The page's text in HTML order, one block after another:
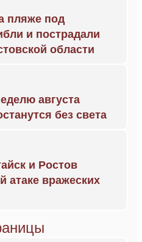
пляже под
и пострадали
области
августа
без света
и Ростов
атаке вражеских